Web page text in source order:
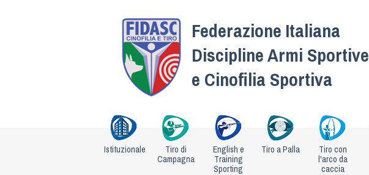
Federazione Italiana
Discipline Armi Sportive
e Cinofilia Sportiva
Istituzionale
Tiro di
Campagna
English e
Training
Sporting
Tiro a Palla
Tiro con
l'arco da
caccia